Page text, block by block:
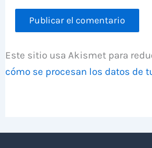
Este sitio usa Akismet para
cómo se procesan los datos de